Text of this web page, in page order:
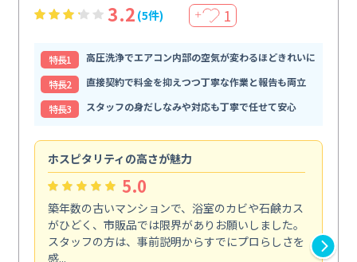
3.2 (5件) ＋ 1
特⻑1
高圧洗浄でエアコン内部の空気が変わるほどきれいに
特⻑2
直接契約で料金を抑えつつ丁寧な作業と報告も両立
特⻑3
スタッフの身だしなみや対応も丁寧で任せて安心
ホスピタリティの高さが魅力
5.0
築年数の古いマンションで、浴室のカビや石鹸カス
がひどく、市販品では限界がありお願いしました。
スタッフの方は、事前説明からすでにプロらしさを
感...